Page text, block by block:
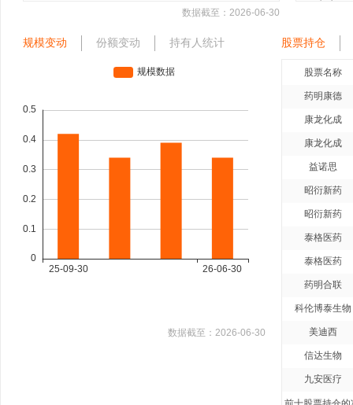
数据截至： 2026-06-30
规模变动 份额变动 持有人统计
数据截至： 2026-06-30
股票持仓
股票名称
药明康德
康龙化成
康龙化成
益诺思
昭衍新药
昭衍新药
泰格医药
泰格医药
药明合联
科伦博泰生物
美迪西
信达生物
九安医疗